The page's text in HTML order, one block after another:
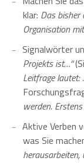
klar: Das
Organisation
Signalwörter
Projekts ist…“
Leitfrage lautet:
werden.
Aktive Verben
was Sie